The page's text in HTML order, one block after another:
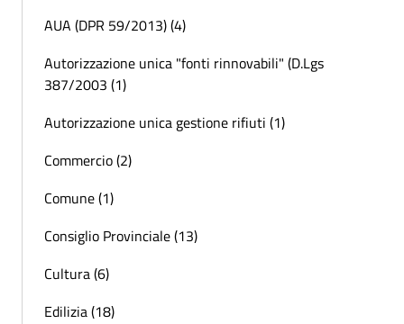
AUA (DPR 59/2013) (4)
Autorizzazione unica "fonti rinnovabili" (D.Lgs
387/2003 (1)
Autorizzazione unica gestione rifiuti (1)
Commercio (2)
Comune (1)
Consiglio Provinciale (13)
Cultura (6)
Edilizia (18)